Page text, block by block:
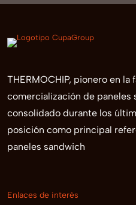
THERMOCHIP, pionero en la
comercialización de paneles
consolidado durante los
posición como principal
paneles sandwich
Enlaces de interés